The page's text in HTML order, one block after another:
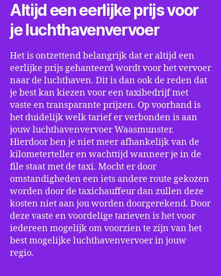
Altijd een eerlijke prijs voor
je luchthavenvervoer
Het is ontzettend belangrijk dat er altijd een
eerlijke prijs gehanteerd wordt voor het vervoer
naar de luchthaven. Dit is dan ook de reden dat
je best kan kiezen voor een taxibedrijf met
vaste en transparante prijzen. Op voorhand is
het duidelijk welk tarief er verbonden is aan
jouw luchthavenvervoer Waasmunster.
Hierdoor ben je niet meer afhankelijk van de
kilometerteller en wachttijd wanneer je in de
file staat met de taxi. Mocht er door
omstandigheden een iets andere route gekozen
worden door de taxichauffeur dan zullen deze
kosten niet aan jou worden doorgerekend. Door
deze vaste en voordelige tarieven is het voor
iedereen mogelijk om voorzien te zijn van het
best mogelijke luchthavenvervoer in jouw
regio.